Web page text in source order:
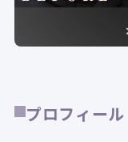
プロフィール